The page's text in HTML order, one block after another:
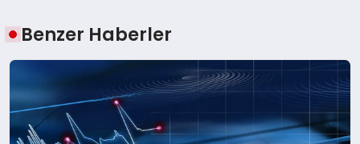
Benzer Haberler